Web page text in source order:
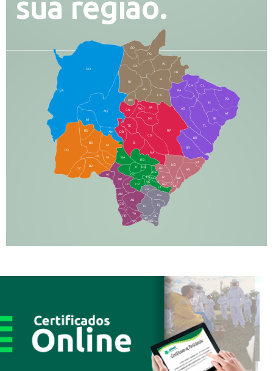
sua região.
CO
AQ
MI
AN
CX
RI
AL
CR
FI
SG
BA
CA
PA
CH CL
PB
SE
TL
AG
BR
SR
BT
AR
RP
RO
JG
CG
SI
NA
TA
NH
JT
RB
MA
IT
DR
DO
CP
JU
NV
IQ
EL
BD
BO
NI
JD
PO
BV
CC
PP
AJ
LC
AM
AB
JP
DB
TE
CS
PR
TA
SQ
IG
MN
IN
NO
BP
RN
CN
GL
AN
IV
FS
VC
GD
DE
AT
PG
SO
LA